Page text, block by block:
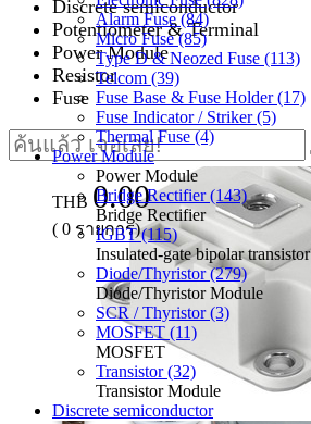
Discrete semiconductor
Potentiometer & Terminal
Power Module
Resistor
Fuse
THB 0.00
( 0 รายการ)
Alarm Fuse (84)
Micro Fuse (85)
Type D & Neozed Fuse (113)
Telcom (39)
Fuse Base & Fuse Holder (17)
Fuse Indicator / Striker (5)
Thermal Fuse (4)
Power Module
Power Module
Bridge Rectifier (143)
Bridge Rectifier
IGBT (115)
Insulated-gate bipolar transistor
Diode/Thyristor (279)
Diode/Thyristor Module
SCR / Thyristor (3)
MOSFET (11)
MOSFET
Transistor (32)
Transistor Module
Discrete semiconductor